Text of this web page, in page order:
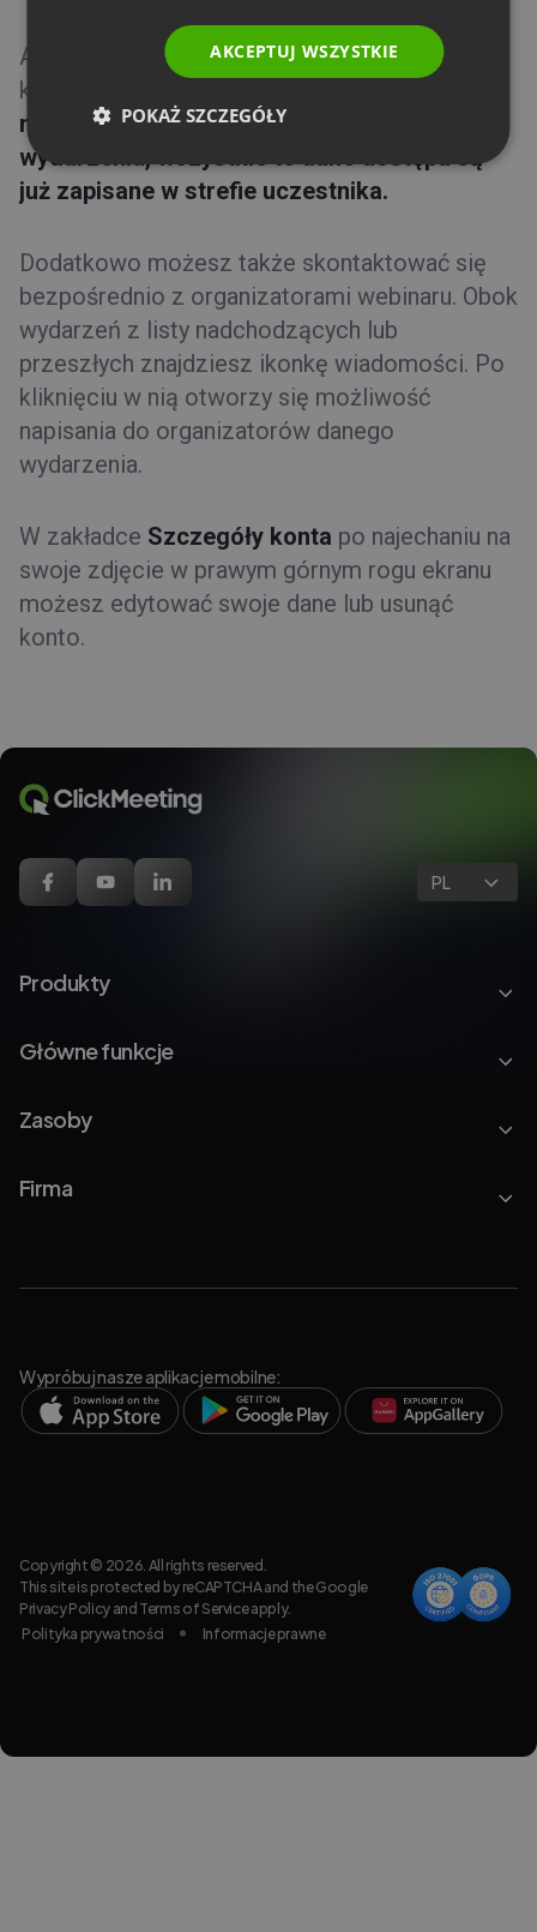
Aby dołączyć do nadchodzącego wydarzenia,
kliknij w przycisk
musisz pamiętać haseł oraz tokenów na
wydarzenia, wszystkie te dane dostępu są
już zapisane w strefie uczestnika.
Dodatkowo możesz także skontaktować się
bezpośrednio z organizatorami webinaru. Obok
wydarzeń z listy nadchodzących lub
przeszłych znajdziesz ikonkę wiadomości. Po
kliknięciu w nią otworzy się możliwość
napisania do organizatorów danego
wydarzenia.
W zakładce Szczegóły konta po najechaniu na
swoje zdjęcie w prawym górnym rogu ekranu
możesz edytować swoje dane lub usunąć
konto.
PL
Produkty
Główne funkcje
Zasoby
Firma
Wypróbuj nasze aplikacje mobilne:
Copyright © 2026. All rights reserved.
This site is protected by reCAPTCHA and the Google
Privacy Policyand Terms of Serviceapply.
Polityka prywatności
Informacje prawne
AKCEPTUJ WSZYSTKIE
POKAŻ SZCZEGÓŁY